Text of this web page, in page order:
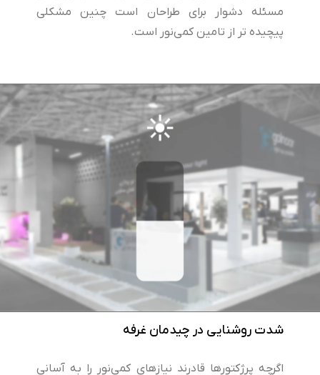
مسئله دشوار برای طراحان است چنین مشکلی
پیچیده تر از تامین کمی‌نور است.
شدت روشنایی در چیدمان غرفه
اگرچه پرژکتورها قادرند نیازهای کمی‌نور را به آسانی